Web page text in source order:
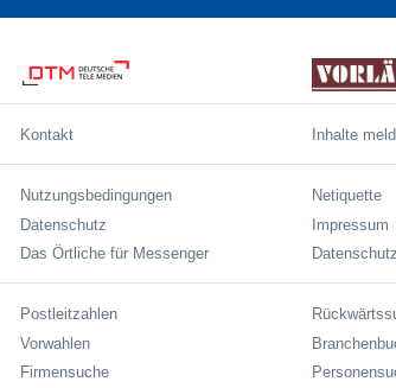
Kontakt Inhalte
Nutzungsbedingungen
Datenschutz
Das Örtliche für Messenger
Netiquette
Impressum
Postleitzahlen
Vorwahlen
Firmensuche